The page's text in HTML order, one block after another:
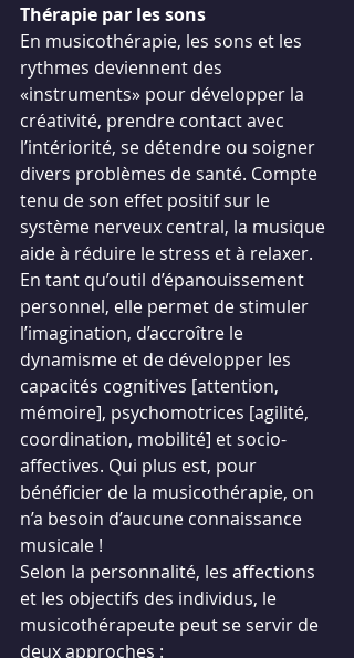
Thérapie par les sons
En musicothérapie, les sons et les
rythmes deviennent des
«instruments» pour développer la
créativité, prendre contact avec
l’intériorité, se détendre ou soigner
divers problèmes de santé. Compte
tenu de son effet positif sur le
système nerveux central, la musique
aide à réduire le stress et à relaxer.
En tant qu’outil d’épanouissement
personnel, elle permet de stimuler
l’imagination, d’accroître le
dynamisme et de développer les
capacités cognitives [attention,
mémoire], psychomotrices [agilité,
coordination, mobilité] et socio-
affectives. Qui plus est, pour
bénéficier de la musicothérapie, on
n’a besoin d’aucune connaissance
musicale !
Selon la personnalité, les affections
et les objectifs des individus, le
musicothérapeute peut se servir de
deux approches :